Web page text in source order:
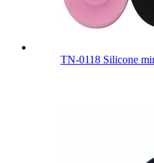
TN-0118 Silicone